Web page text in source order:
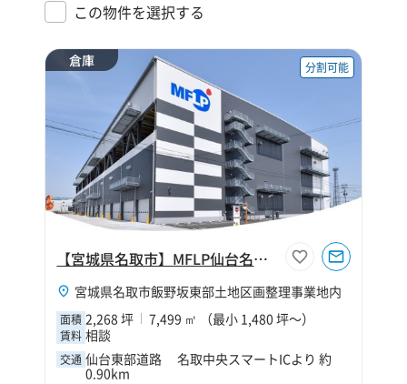
この物件を選択する
倉庫 分割可能
【宮城県名取市】MFLP仙台名取Ⅰ
宮城県名取市飯野坂東部土地区画整理事業地内
面積 2,268 坪 7,499 ㎡ （最小 1,480 坪～）
賃料 相談
交通 仙台東部道路 名取中央スマートICより 約
0.90km